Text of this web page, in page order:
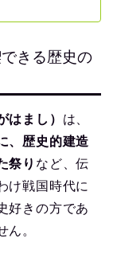
きる歴史の
はまし） は、
、歴史的建造
祭り など、伝
け戦国時代に
好きの方であ
ん。